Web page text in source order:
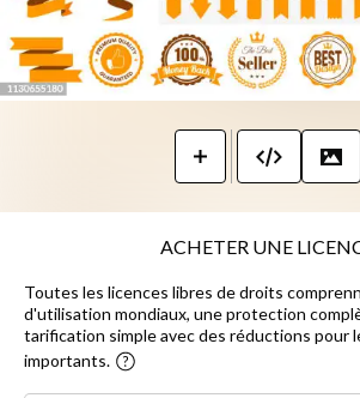
ACHETER UNE
Toutes les licences libres de droits
d'utilisation mondiaux, une protection
tarification simple avec des réductions pour
importants.